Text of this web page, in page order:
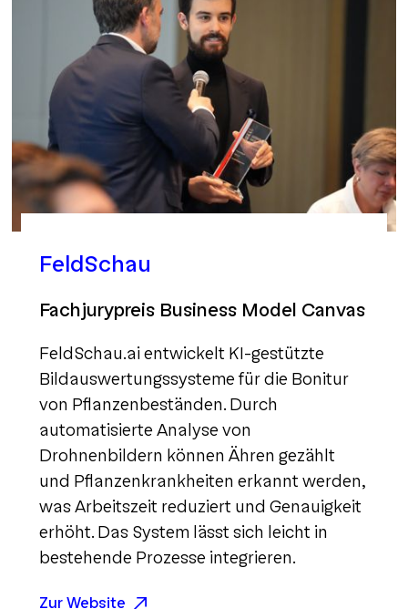
FeldSchau
Fachjurypreis Business Model Canvas
FeldSchau.ai entwickelt KI-gestützte
Bildauswertungssysteme für die Bonitur
von Pflanzenbeständen. Durch
automatisierte Analyse von
Drohnenbildern können Ähren gezählt
und Pflanzenkrankheiten erkannt werden,
was Arbeitszeit reduziert und Genauigkeit
erhöht. Das System lässt sich leicht in
bestehende Prozesse integrieren.
Zur Website